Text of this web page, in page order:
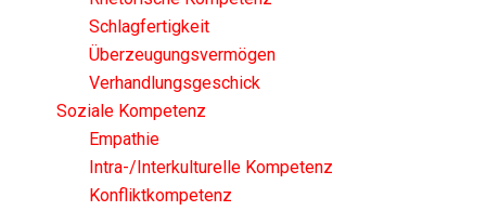
Schlagfertigkeit
Überzeugungsvermögen
Verhandlungsgeschick
Soziale Kompetenz
Empathie
Intra-/Interkulturelle Kompetenz
Konfliktkompetenz